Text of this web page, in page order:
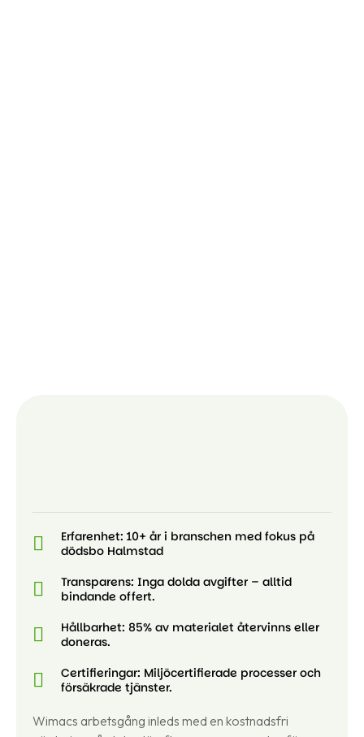
Erfarenhet: 10+ år i branschen med fokus på
dödsbo Halmstad
Transparens: Inga dolda avgifter – alltid
bindande offert.
Hållbarhet: 85% av materialet återvinns eller
doneras.
Certifieringar: Miljöcertifierade processer och
försäkrade tjänster.
Wimacs arbetsgång inleds med en kostnadsfri